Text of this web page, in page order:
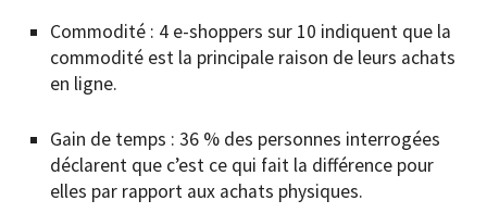
Commodité : 4 e-shoppers sur 10 indiquent que la
commodité est la principale raison de leurs achats
en ligne.
Gain de temps : 36 % des personnes interrogées
déclarent que c’est ce qui fait la différence pour
elles par rapport aux achats physiques.